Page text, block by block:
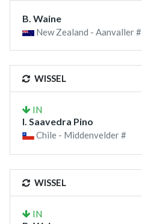
B. Waine
New Zealand - Aanvaller #
WISSEL
IN
I. Saavedra Pino
Chile - Middenvelder #
WISSEL
IN